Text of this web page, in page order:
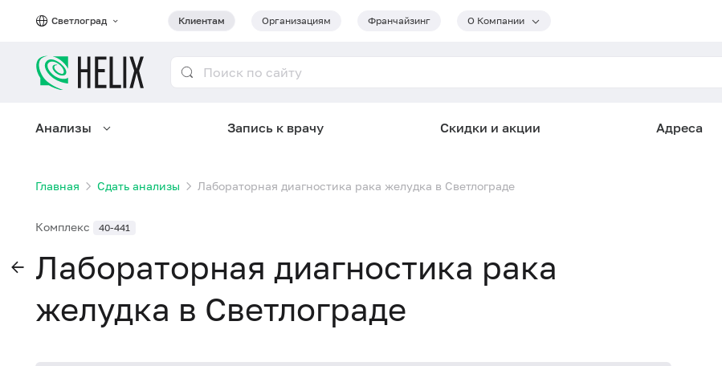
Светлоград Клиентам Организациям Франчайзинг О Компании
Анализы Запись к врачу Скидки и акции Адреса
Главная Сдать анализы Лабораторная диагностика рака желудка в Светлограде
Комплекс 40-441
Лабораторная диагностика рака
желудка в Светлограде